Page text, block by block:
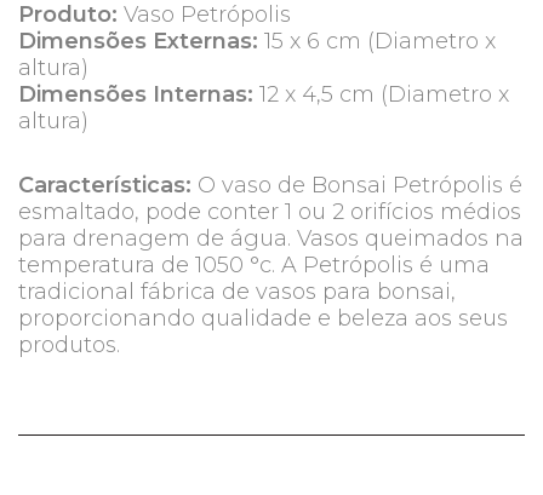
Produto: Vaso Petrópolis
Dimensões Externas: 15 x 6 cm (Diametro x
altura)
Dimensões Internas: 12 x 4,5 cm (Diametro x
altura)
Características: O vaso de Bonsai Petrópolis é
esmaltado, pode conter 1 ou 2 orifícios médios
para drenagem de água. Vasos queimados na
temperatura de 1050 °c. A Petrópolis é uma
tradicional fábrica de vasos para bonsai,
proporcionando qualidade e beleza aos seus
produtos.